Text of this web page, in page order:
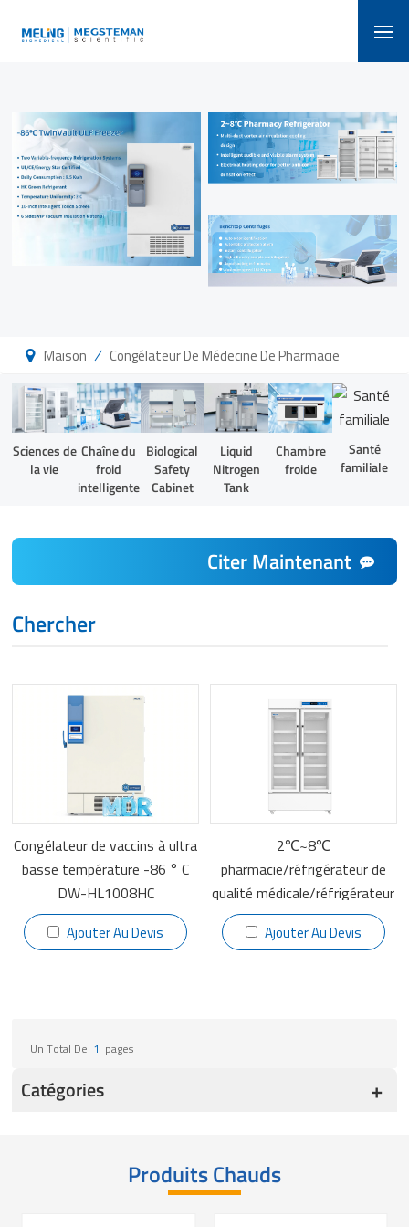
Maison / Congélateur De Médecine De Pharmacie
Sciences de
la vie
Chaîne du
froid
intelligente
Biological
Safety
Cabinet
Liquid
Nitrogen
Tank
Chambre
froide
Santé
familiale
Citer Maintenant
Chercher
Congélateur de vaccins à ultra
basse température -86 ° C
DW-HL1008HC
Ajouter Au Devis
2℃~8℃
pharmacie/réfrigérateur de
qualité médicale/réfrigérateur
de laboratoire YC-725L
Ajouter Au Devis
Un Total De 1 Pages
Catégories
Produits Chauds